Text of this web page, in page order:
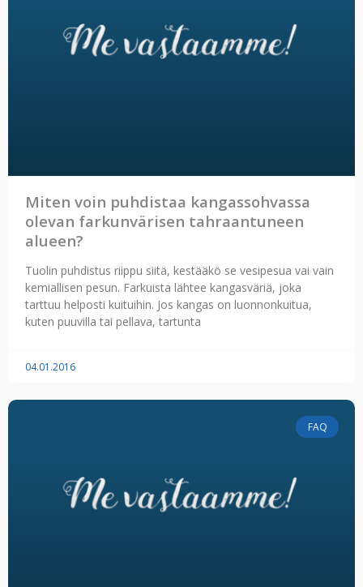
Miten voin puhdistaa kangassohvassa
olevan farkunvärisen tahraantuneen
alueen?
Tuolin puhdistus riippu siitä, kestääkö se vesipesua vai vain
kemiallisen pesun. Farkuista lähtee kangasväriä, joka
tarttuu helposti kuituihin. Jos kangas on luonnonkuitua,
kuten puuvilla tai pellava, tartunta
04.01.2016
FAQ